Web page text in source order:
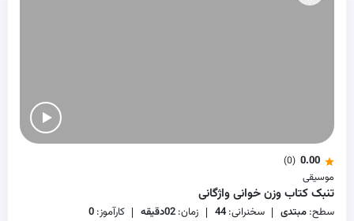
0.00
(0)
موسیقی
تنبک کتاب وزن خوانی واژگانی
سطح: مبتدی سخنرانی:44 زمان: 02دقیقه کارآموز:0